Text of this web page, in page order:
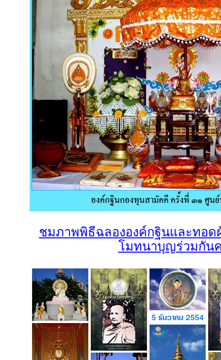
ชมภาพพิธีฉลององค์กฐินและทอ
โมทนาบุญร่วมกัน